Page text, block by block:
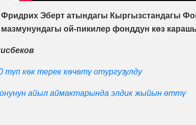
Фридрих Эберт атындагы Кыргызстандагы
ой-пикилер фонддун көз
түп кѳк терек кѳчѳтү отургузулду
айыл аймактарында элдик жыйын өттү